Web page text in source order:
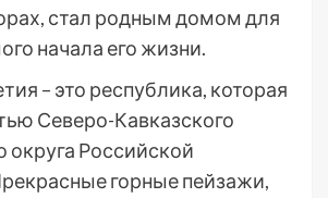
стал родным домом для
начала его жизни.
– это республика, которая
Северо-Кавказского
округа Российской
горные пейзажи,